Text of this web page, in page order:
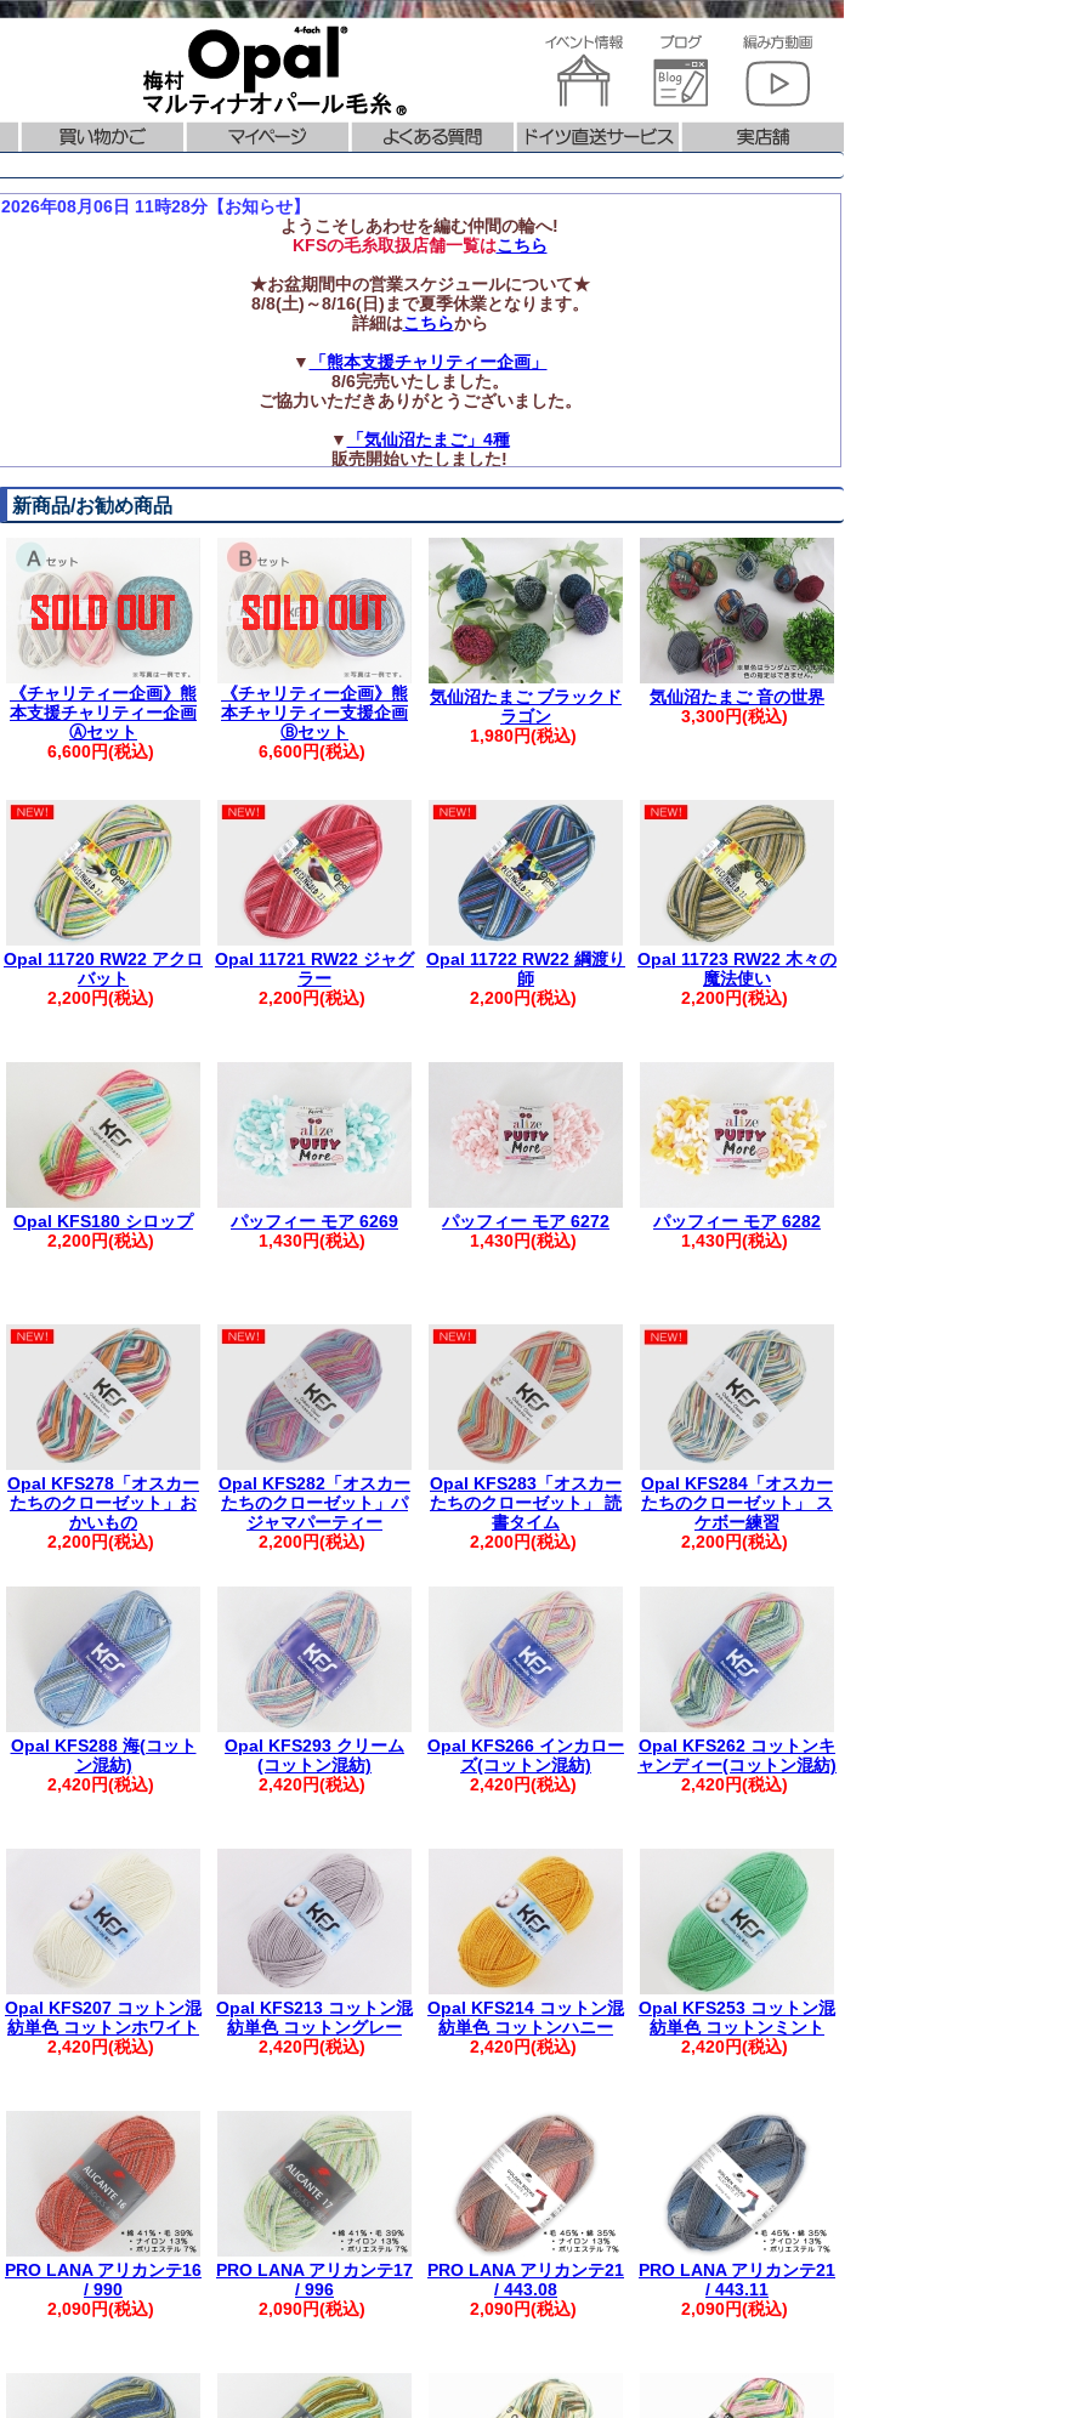
2026年08月06日 11時28分【お知らせ】
ようこそしあわせを編む仲間の輪へ!
KFSの毛糸取扱店舗一覧はこちら
★お盆期間中の営業スケジュールについて★
8/8(土)～8/16(日)まで夏季休業となります。
詳細はこちらから
▼
「熊本支援チャリティー企画」
8/6完売いたしました。
ご協力いただきありがとうございました。
▼
「気仙沼たまご」4種
販売開始いたしました!
ニットプロ【編み針】各種
再入荷いたしました!
▼価格改定のお知らせ (2026年7月1日実施)
【配送につきまして】
地震の影響で一部地域に配送遅延・出荷停止が発生しています
最新の配送状況をご確認ください※ヤマト運輸お知らせ
【重要】PayPay決済エラーにより、ご注文が完了していない場合がございます
ご注文前に、ご利用ガイドをご確認ください。
。.。:+* ゜ ゜゜ *+:。.。:+* ゜ ゜゜ *+:。.。.。:+* ゜ ゜゜ *+
▲フリーメールをご利用のお客様へ▲
お手数ですが【@kfsamimono.com】を受信許可設定のうえ
ご注文・お問い合わせいただきますようお願い申し上げます
。.。:+* ゜ ゜゜ *+:。.。:+* ゜ ゜゜ *+:。.。.。:+* ゜ ゜゜ *+
【お客様へお願い】
【ご注文に関するご案内】
・ご登録の際は、ご住所に番地の記載漏れがないかご確認ください。
・ご注文後は、マイページの「購入履歴を見る」より内容をご確認ください。
※購入履歴に記載がない場合は、ご注文が未確定の可能性がございますので、改めてご注文をお願いいたしま
・商品の取り置きは承っておりませんので、あらかじめご了承ください。
・着日指定は、ご購入日より1週間以内で承っております。
※1週間を超える場合は取り置き扱いとなり、対応いたしかねます。
・複数回に分けてご注文いただいた場合、同日発送となるご注文につきましては、まとめて発送させていただ
く場合がございます。
その際は、メールにて【同梱完了しました】とご案内いたします。
・お振込みで複数のご注文を一括でご入金いただいた場合は、ご注文も1件におまとめさせていただきます。
・自動返信メールが届かない場合は、お手数ですがお電話にてご連絡ください。
※※弊社からの心当たりのないメールが届いた際は、誠に恐れ入りますが、破棄していただきますようお願い
申し上げます。
新商品/お勧め商品
《チャリティー企画》熊
本支援チャリティー企画
Ⓐセット
6,600円(税込)
《チャリティー企画》熊
本チャリティー支援企画
Ⓑセット
6,600円(税込)
気仙沼たまご ブラックド
ラゴン
1,980円(税込)
気仙沼たまご 音の世界
3,300円(税込)
Opal 11720 RW22 アクロ
バット
2,200円(税込)
Opal 11721 RW22 ジャグ
ラー
2,200円(税込)
Opal 11722 RW22 綱渡り
師
2,200円(税込)
Opal 11723 RW22 木々の
魔法使い
2,200円(税込)
Opal KFS180 シロップ
2,200円(税込)
パッフィー モア 6269
1,430円(税込)
パッフィー モア 6272
1,430円(税込)
パッフィー モア 6282
1,430円(税込)
Opal KFS278「オスカー
たちのクローゼット」お
かいもの
2,200円(税込)
Opal KFS282「オスカー
たちのクローゼット」パ
ジャマパーティー
2,200円(税込)
Opal KFS283「オスカー
たちのクローゼット」 読
書タイム
2,200円(税込)
Opal KFS284「オスカー
たちのクローゼット」 ス
ケボー練習
2,200円(税込)
Opal KFS288 海(コット
ン混紡)
2,420円(税込)
Opal KFS293 クリーム
(コットン混紡)
2,420円(税込)
Opal KFS266 インカロー
ズ(コットン混紡)
2,420円(税込)
Opal KFS262 コットンキ
ャンディー(コットン混紡)
2,420円(税込)
Opal KFS207 コットン混
紡単色 コットンホワイト
2,420円(税込)
Opal KFS213 コットン混
紡単色 コットングレー
2,420円(税込)
Opal KFS214 コットン混
紡単色 コットンハニー
2,420円(税込)
Opal KFS253 コットン混
紡単色 コットンミント
2,420円(税込)
PRO LANA アリカンテ16
/ 990
2,090円(税込)
PRO LANA アリカンテ17
/ 996
2,090円(税込)
PRO LANA アリカンテ21
/ 443.08
2,090円(税込)
PRO LANA アリカンテ21
/ 443.11
2,090円(税込)